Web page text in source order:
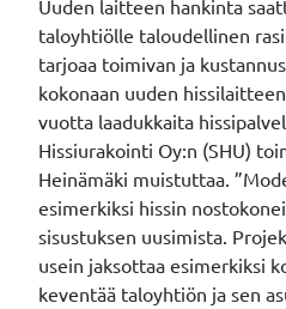
Uuden laitteen hankinta
taloyhtiölle taloudellinen
tarjoaa toimivan ja
kokonaan uuden
vuotta laadukkaita
Hissiurakointi Oy:n (SHU)
Heinämäki muistuttaa.
esimerkiksi hissin
sisustuksen uusimista.
usein jaksottaa esimerkiksi
keventää taloyhtiön ja sen